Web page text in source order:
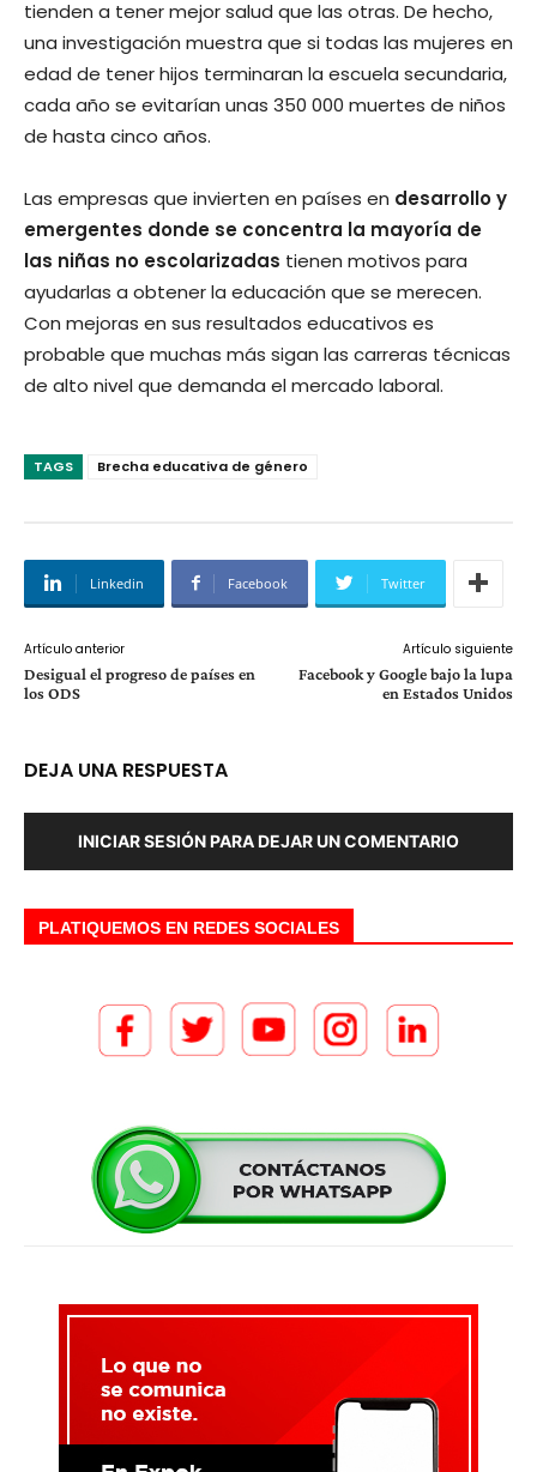
tienden a tener mejor salud que las otras. De hecho,
una investigación muestra que si todas las mujeres en
edad de tener hijos terminaran la escuela secundaria,
cada año se evitarían unas 350 000 muertes de niños
de hasta cinco años.
Las empresas que invierten en países en desarrollo y
emergentes donde se concentra la mayoría de
las niñas no escolarizadas tienen motivos para
ayudarlas a obtener la educación que se merecen.
Con mejoras en sus resultados educativos es
probable que muchas más sigan las carreras técnicas
de alto nivel que demanda el mercado laboral.
TAGS Brecha educativa de género
Linkedin Facebook Twitter
Artículo anterior
Desigual el progreso de países en
los ODS
Artículo siguiente
Facebook y Google bajo la lupa
en Estados Unidos
DEJA UNA RESPUESTA
INICIAR SESIÓN PARA DEJAR UN COMENTARIO
PLATIQUEMOS EN REDES SOCIALES